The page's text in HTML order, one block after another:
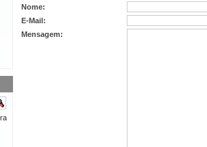
Nome:
E-Mail:
Mensagem: